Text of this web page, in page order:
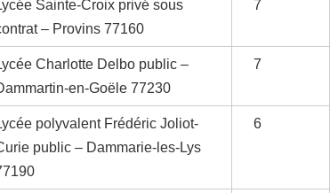
Sainte-Croix privé sous
– Provins 77160
7
Charlotte Delbo public –
en-Goële 77230
7
polyvalent Frédéric Joliot-
public – Dammarie-les-Lys
6